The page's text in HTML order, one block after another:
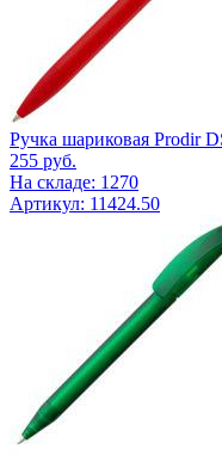
Ручка шариковая Prodir
255 руб.
На складе: 1270
Артикул: 11424.50